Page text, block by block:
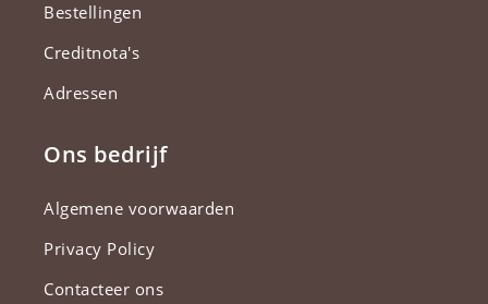
Bestellingen
Creditnota's
Adressen
Ons bedrijf
Algemene voorwaarden
Privacy Policy
Contacteer ons